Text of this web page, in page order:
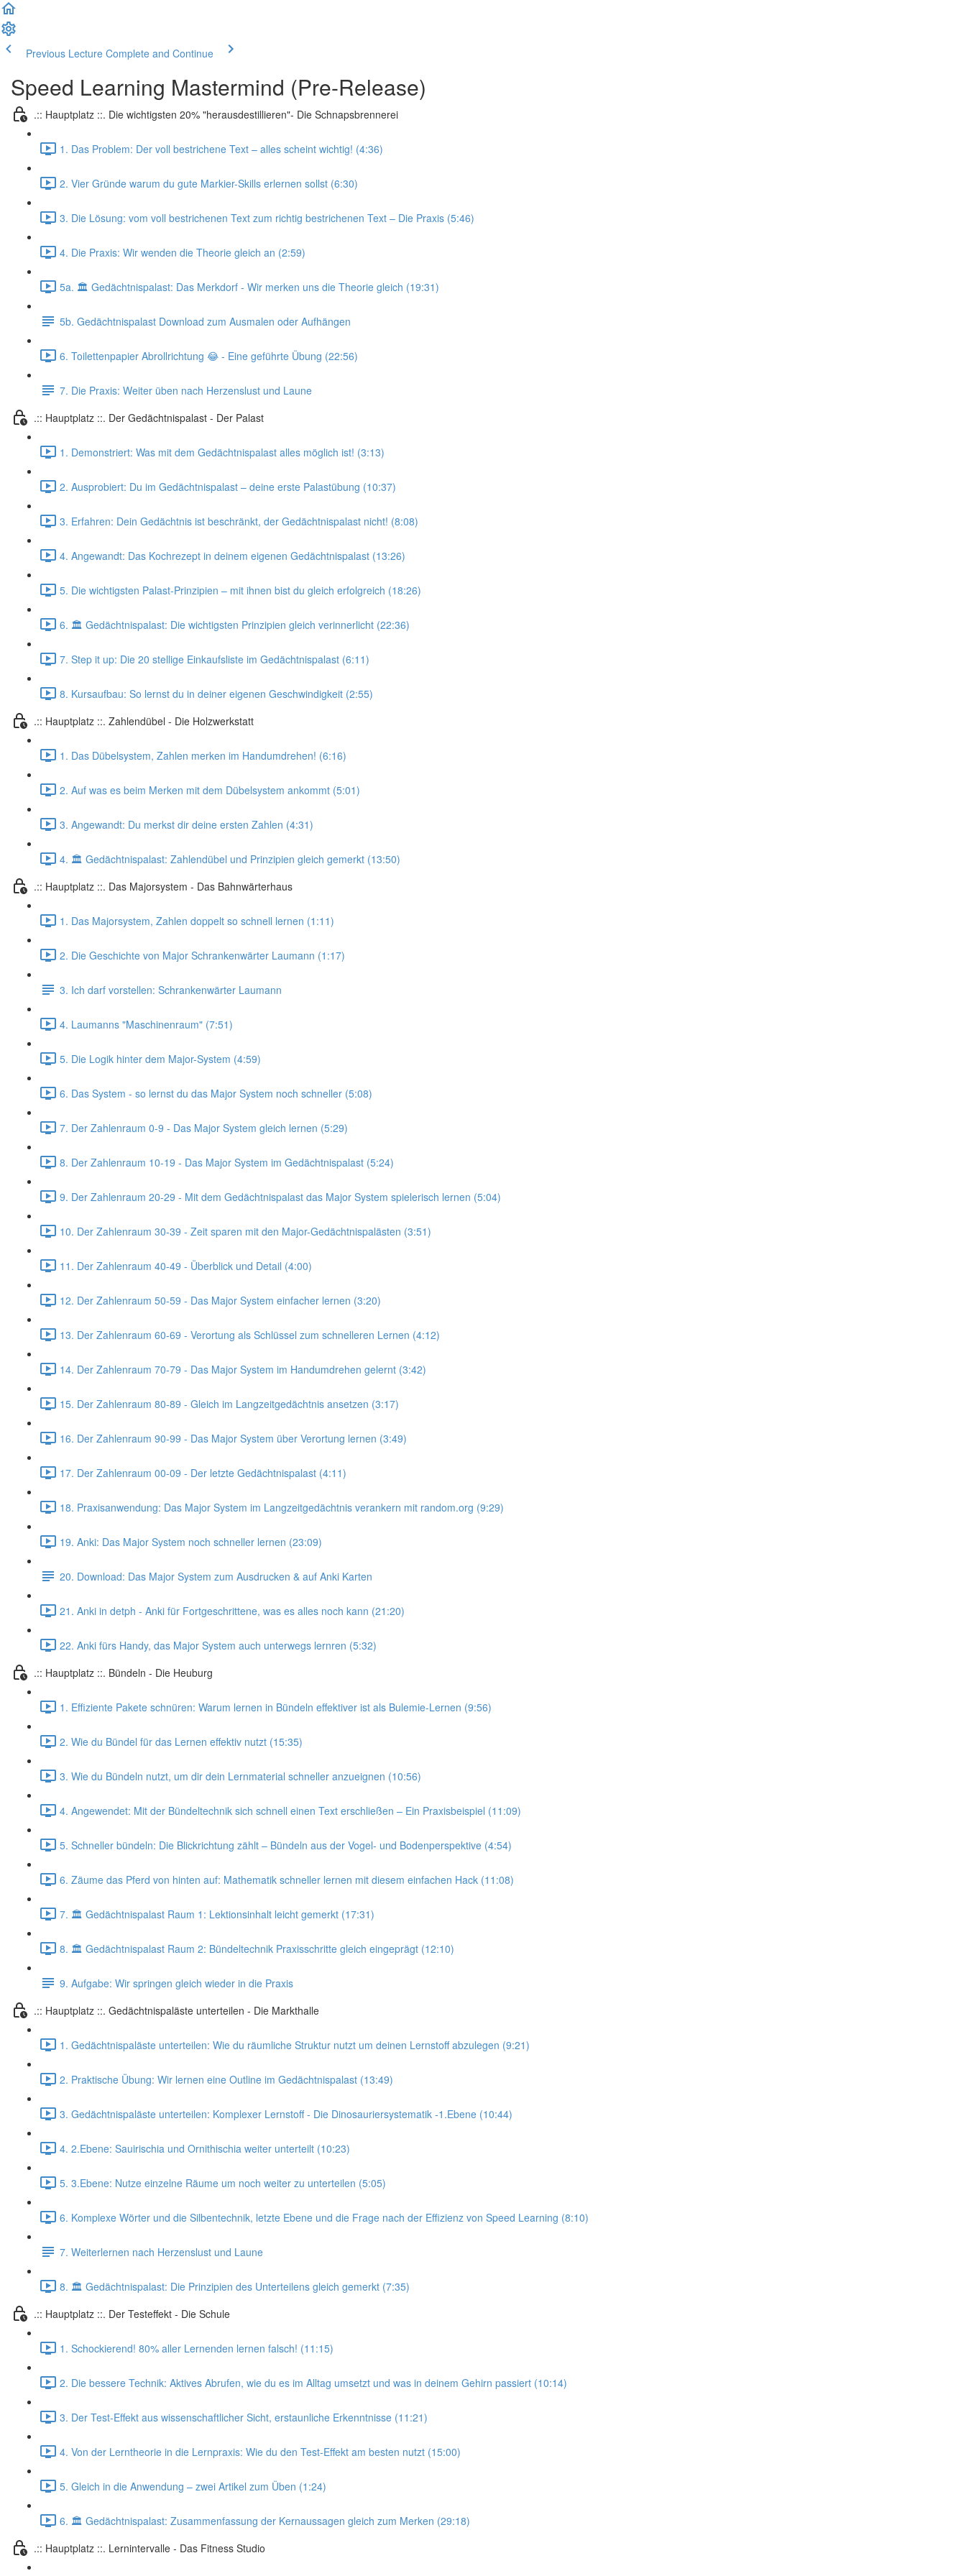
Previous Lecture Complete and Continue
Speed Learning Mastermind (Pre-Release)
.:: Hauptplatz ::. Die wichtigsten 20% "herausdestillieren"- Die Schnapsbrennerei
1. Das Problem: Der voll bestrichene Text – alles scheint wichtig! (4:36)
2. Vier Gründe warum du gute Markier-Skills erlernen sollst (6:30)
3. Die Lösung: vom voll bestrichenen Text zum richtig bestrichenen Text – Die Praxis (5:46)
4. Die Praxis: Wir wenden die Theorie gleich an (2:59)
5a. 🏛️ Gedächtnispalast: Das Merkdorf - Wir merken uns die Theorie gleich (19:31)
5b. Gedächtnispalast Download zum Ausmalen oder Aufhängen
6. Toilettenpapier Abrollrichtung 😂 - Eine geführte Übung (22:56)
7. Die Praxis: Weiter üben nach Herzenslust und Laune
.:: Hauptplatz ::. Der Gedächtnispalast - Der Palast
1. Demonstriert: Was mit dem Gedächtnispalast alles möglich ist! (3:13)
2. Ausprobiert: Du im Gedächtnispalast – deine erste Palastübung (10:37)
3. Erfahren: Dein Gedächtnis ist beschränkt, der Gedächtnispalast nicht! (8:08)
4. Angewandt: Das Kochrezept in deinem eigenen Gedächtnispalast (13:26)
5. Die wichtigsten Palast-Prinzipien – mit ihnen bist du gleich erfolgreich (18:26)
6. 🏛️ Gedächtnispalast: Die wichtigsten Prinzipien gleich verinnerlicht (22:36)
7. Step it up: Die 20 stellige Einkaufsliste im Gedächtnispalast (6:11)
8. Kursaufbau: So lernst du in deiner eigenen Geschwindigkeit (2:55)
.:: Hauptplatz ::. Zahlendübel - Die Holzwerkstatt
1. Das Dübelsystem, Zahlen merken im Handumdrehen! (6:16)
2. Auf was es beim Merken mit dem Dübelsystem ankommt (5:01)
3. Angewandt: Du merkst dir deine ersten Zahlen (4:31)
4. 🏛️ Gedächtnispalast: Zahlendübel und Prinzipien gleich gemerkt (13:50)
.:: Hauptplatz ::. Das Majorsystem - Das Bahnwärterhaus
1. Das Majorsystem, Zahlen doppelt so schnell lernen (1:11)
2. Die Geschichte von Major Schrankenwärter Laumann (1:17)
3. Ich darf vorstellen: Schrankenwärter Laumann
4. Laumanns "Maschinenraum" (7:51)
5. Die Logik hinter dem Major-System (4:59)
6. Das System - so lernst du das Major System noch schneller (5:08)
7. Der Zahlenraum 0-9 - Das Major System gleich lernen (5:29)
8. Der Zahlenraum 10-19 - Das Major System im Gedächtnispalast (5:24)
9. Der Zahlenraum 20-29 - Mit dem Gedächtnispalast das Major System spielerisch lernen (5:04)
10. Der Zahlenraum 30-39 - Zeit sparen mit den Major-Gedächtnispalästen (3:51)
11. Der Zahlenraum 40-49 - Überblick und Detail (4:00)
12. Der Zahlenraum 50-59 - Das Major System einfacher lernen (3:20)
13. Der Zahlenraum 60-69 - Verortung als Schlüssel zum schnelleren Lernen (4:12)
14. Der Zahlenraum 70-79 - Das Major System im Handumdrehen gelernt (3:42)
15. Der Zahlenraum 80-89 - Gleich im Langzeitgedächtnis ansetzen (3:17)
16. Der Zahlenraum 90-99 - Das Major System über Verortung lernen (3:49)
17. Der Zahlenraum 00-09 - Der letzte Gedächtnispalast (4:11)
18. Praxisanwendung: Das Major System im Langzeitgedächtnis verankern mit random.org (9:29)
19. Anki: Das Major System noch schneller lernen (23:09)
20. Download: Das Major System zum Ausdrucken & auf Anki Karten
21. Anki in detph - Anki für Fortgeschrittene, was es alles noch kann (21:20)
22. Anki fürs Handy, das Major System auch unterwegs lernren (5:32)
.:: Hauptplatz ::. Bündeln - Die Heuburg
1. Effiziente Pakete schnüren: Warum lernen in Bündeln effektiver ist als Bulemie-Lernen (9:56)
2. Wie du Bündel für das Lernen effektiv nutzt (15:35)
3. Wie du Bündeln nutzt, um dir dein Lernmaterial schneller anzueignen (10:56)
4. Angewendet: Mit der Bündeltechnik sich schnell einen Text erschließen – Ein Praxisbeispiel (11:09)
5. Schneller bündeln: Die Blickrichtung zählt – Bündeln aus der Vogel- und Bodenperspektive (4:54)
6. Zäume das Pferd von hinten auf: Mathematik schneller lernen mit diesem einfachen Hack (11:08)
7. 🏛️ Gedächtnispalast Raum 1: Lektionsinhalt leicht gemerkt (17:31)
8. 🏛️ Gedächtnispalast Raum 2: Bündeltechnik Praxisschritte gleich eingeprägt (12:10)
9. Aufgabe: Wir springen gleich wieder in die Praxis
.:: Hauptplatz ::. Gedächtnispaläste unterteilen - Die Markthalle
1. Gedächtnispaläste unterteilen: Wie du räumliche Struktur nutzt um deinen Lernstoff abzulegen (9:21)
2. Praktische Übung: Wir lernen eine Outline im Gedächtnispalast (13:49)
3. Gedächtnispaläste unterteilen: Komplexer Lernstoff - Die Dinosauriersystematik -1.Ebene (10:44)
4. 2.Ebene: Sauirischia und Ornithischia weiter unterteilt (10:23)
5. 3.Ebene: Nutze einzelne Räume um noch weiter zu unterteilen (5:05)
6. Komplexe Wörter und die Silbentechnik, letzte Ebene und die Frage nach der Effizienz von Speed Learning (8:10)
7. Weiterlernen nach Herzenslust und Laune
8. 🏛️ Gedächtnispalast: Die Prinzipien des Unterteilens gleich gemerkt (7:35)
.:: Hauptplatz ::. Der Testeffekt - Die Schule
1. Schockierend! 80% aller Lernenden lernen falsch! (11:15)
2. Die bessere Technik: Aktives Abrufen, wie du es im Alltag umsetzt und was in deinem Gehirn passiert (10:14)
3. Der Test-Effekt aus wissenschaftlicher Sicht, erstaunliche Erkenntnisse (11:21)
4. Von der Lerntheorie in die Lernpraxis: Wie du den Test-Effekt am besten nutzt (15:00)
5. Gleich in die Anwendung – zwei Artikel zum Üben (1:24)
6. 🏛️ Gedächtnispalast: Zusammenfassung der Kernaussagen gleich zum Merken (29:18)
.:: Hauptplatz ::. Lernintervalle - Das Fitness Studio